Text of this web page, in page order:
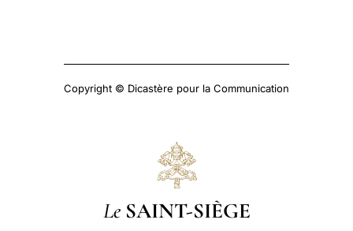
Copyright © Dicastère pour la Communication
Le SAINT-SIÈGE